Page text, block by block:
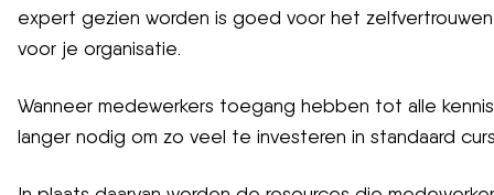
expert gezien worden is goed voor het
voor je organisatie.
Wanneer medewerkers toegang hebben tot alle
langer nodig om zo veel te investeren in standaard